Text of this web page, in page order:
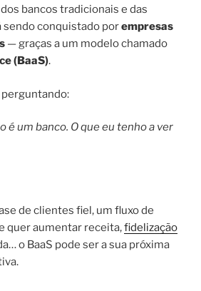
bancos tradicionais e das
sendo conquistado porempresas
— graças a um modelo chamado
(BaaS).
é um banco. O que eu tenho a ver
de clientes fiel, um fluxo de
quer aumentar receita,fidelização
o BaaS pode ser a sua próxima